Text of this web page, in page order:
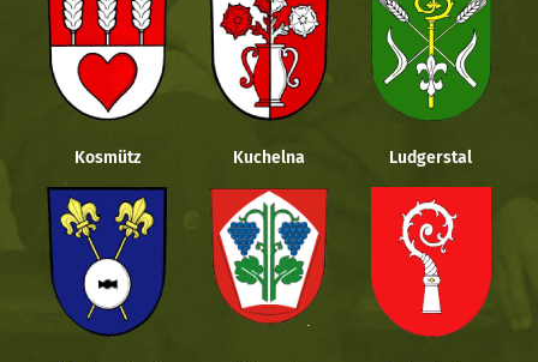
Kosmütz Kuchelna Ludgerstal